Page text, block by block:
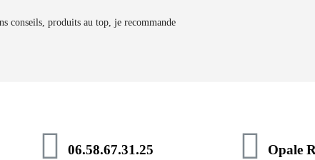
conseils, produits au top, je recommande
06.58.67.31.25 Opale